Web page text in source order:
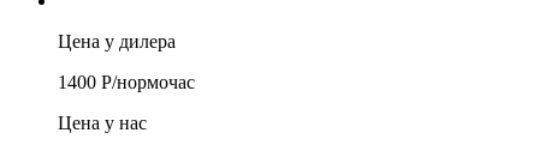
Цена у дилера
1400 Р/нормочас
Цена у нас